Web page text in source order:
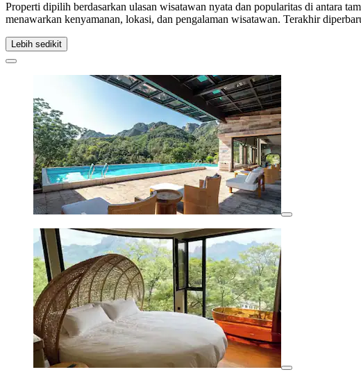
Properti dipilih berdasarkan ulasan wisatawan nyata dan popularitas di antara
menawarkan kenyamanan, lokasi, dan pengalaman wisatawan. Terakhir
Lebih sedikit